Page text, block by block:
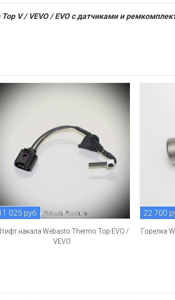
V / VEVO / EVO с датчиками и
025 руб
накала Webasto Thermo Top EVO /
VEVO
22 700
Горелка